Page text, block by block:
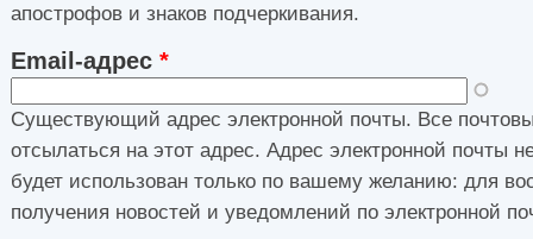
апострофов и знаков подчеркивания.
Email-адрес *
Существующий адрес электронной почты. Все
отсылаться на этот адрес. Адрес электронной почты
будет использован только по вашему желанию: для
получения новостей и уведомлений по электронной